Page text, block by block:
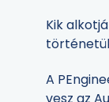
Kik
A